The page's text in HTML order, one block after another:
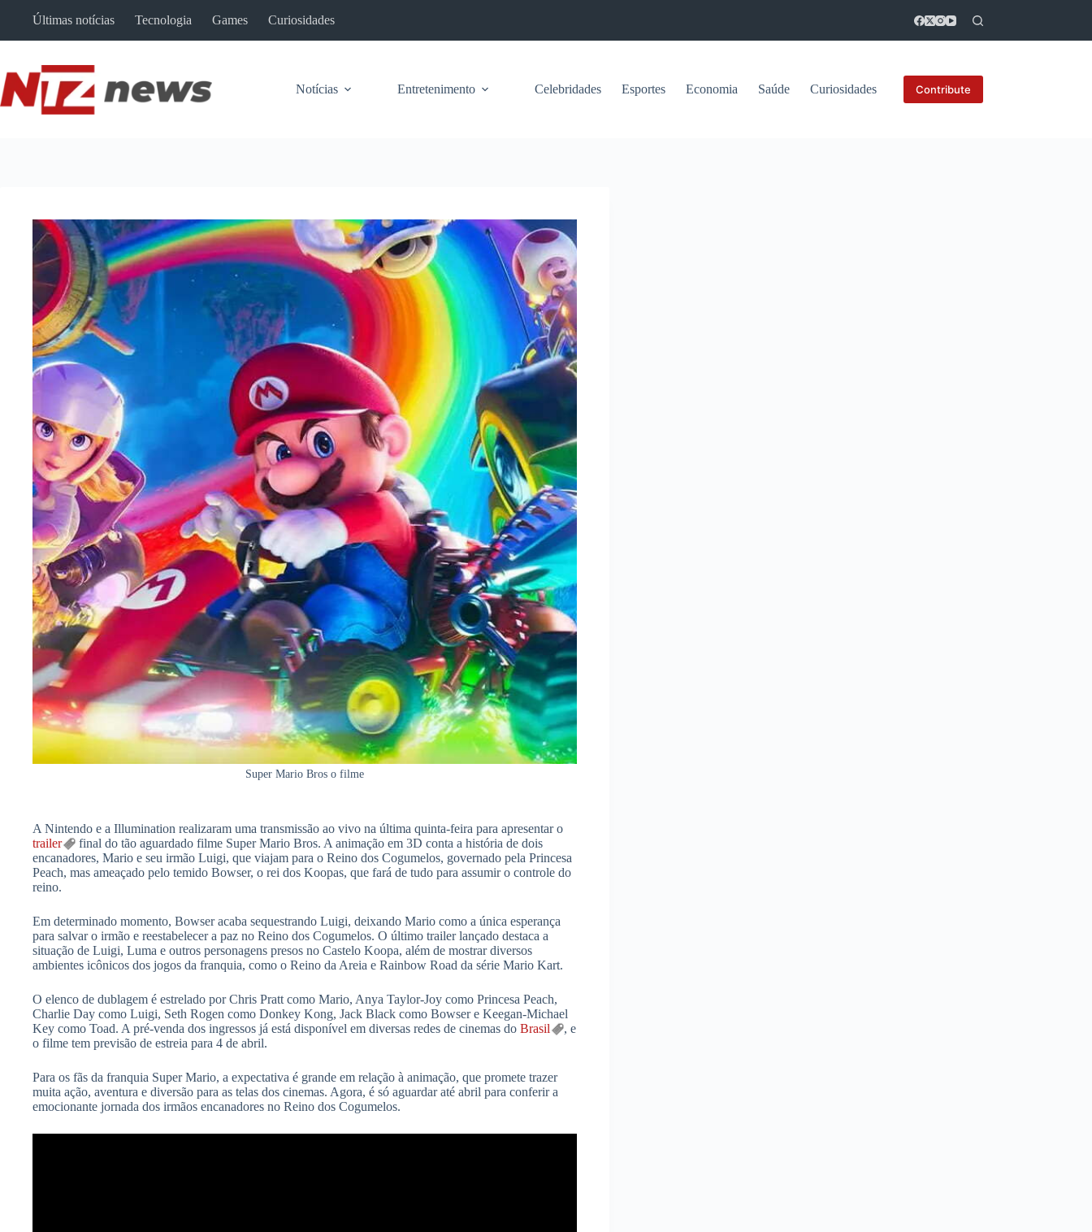
Últimas notícias Tecnologia Games Curiosidades
Notícias Entretenimento Celebridades Esportes Economia Saúde Curiosidades Contribute
Super Mario Bros o filme
A Nintendo e a Illumination realizaram uma transmissão ao vivo na última quinta-feira para apresentar o
trailer
final do tão aguardado filme Super Mario Bros. A animação em 3D conta a história de dois
encanadores, Mario e seu irmão Luigi, que viajam para o Reino dos Cogumelos, governado pela Princesa
Peach, mas ameaçado pelo temido Bowser, o rei dos Koopas, que fará de tudo para assumir o controle do
reino.
Em determinado momento, Bowser acaba sequestrando Luigi, deixando Mario como a única esperança
para salvar o irmão e reestabelecer a paz no Reino dos Cogumelos. O último trailer lançado destaca a
situação de Luigi, Luma e outros personagens presos no Castelo Koopa, além de mostrar diversos
ambientes icônicos dos jogos da franquia, como o Reino da Areia e Rainbow Road da série Mario Kart.
O elenco de dublagem é estrelado por Chris Pratt como Mario, Anya Taylor-Joy como Princesa Peach,
Charlie Day como Luigi, Seth Rogen como Donkey Kong, Jack Black como Bowser e Keegan-Michael
Key como Toad. A pré-venda dos ingressos já está disponível em diversas redes de cinemas do Brasil
, e
o filme tem previsão de estreia para 4 de abril.
Para os fãs da franquia Super Mario, a expectativa é grande em relação à animação, que promete trazer
muita ação, aventura e diversão para as telas dos cinemas. Agora, é só aguardar até abril para conferir a
emocionante jornada dos irmãos encanadores no Reino dos Cogumelos.